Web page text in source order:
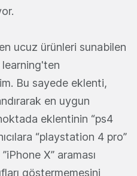
ucuz ürünleri sunabilen
Bu sayede eklenti,
en uygun
eklentinin “ps4
“playstation 4 pro”
X” araması
göstermemesini